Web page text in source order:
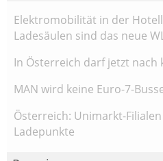
Elektromobilität in der
Ladesäulen sind das neue
In Österreich darf jetzt nach
MAN wird keine Euro-7-
Österreich: Unimarkt-
Ladepunkte